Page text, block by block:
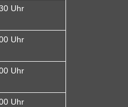
Uhr
Uhr
Uhr
Uhr